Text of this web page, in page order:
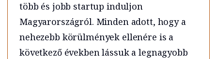
több és jobb startup induljon
Magyarországról. Minden adott, hogy a
nehezebb körülmények ellenére is a
következő években lássuk a legnagyobb